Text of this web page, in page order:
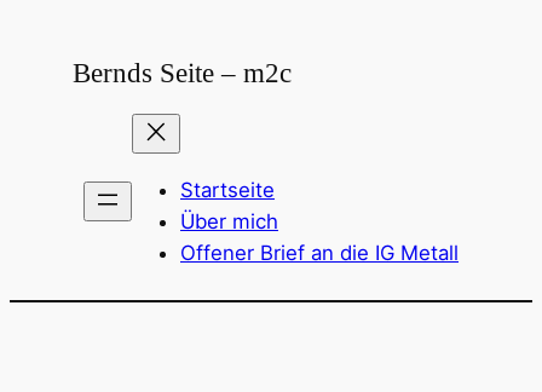
springenBernds Seite – m2c
Startseite
Über mich
Offener Brief an die IG Metall